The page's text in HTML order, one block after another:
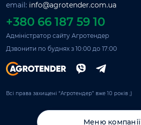
Меню компанії
email: info@agrotender.com.ua
+380 66 187 59 10
Адміністратор сайту Агротендер
Дзвонити по буднях з 10:00 до 17:00
Всі права захищені “Агротендер” вже 10 років ;)